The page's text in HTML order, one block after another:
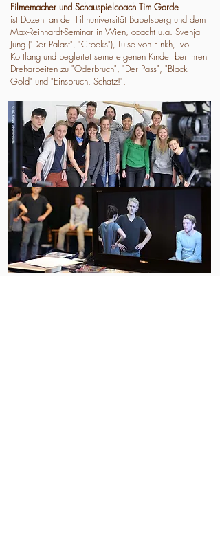
Filmemacher und Schauspielcoach Tim Garde
ist Dozent an der Filmuniversität Babelsberg und dem
Max-Reinhardt-Seminar in Wien, coacht u.a. Svenja
Jung ("Der Palast", "Crooks"), Luise von Finkh, Ivo
Kortlang und begleitet seine eigenen Kinder bei ihren
Dreharbeiten zu "Oderbruch", "Der Pass", "Black
Gold" und "Einspruch, Schatz!".